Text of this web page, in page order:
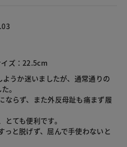
イズ：22.5cm
うか迷いましたが、通常通りの
。
ならず、また外反母趾も痛まず履
ても便利です。
っと脱げず、屈んで手使わないと